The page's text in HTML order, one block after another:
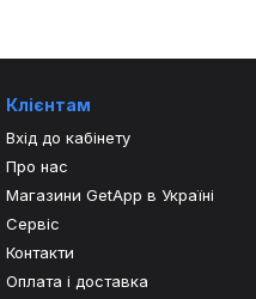
Клієнтам
Вхід до кабінету
Про нас
Магазини GetApp в Україні
Сервіс
Контакти
Оплата і доставка